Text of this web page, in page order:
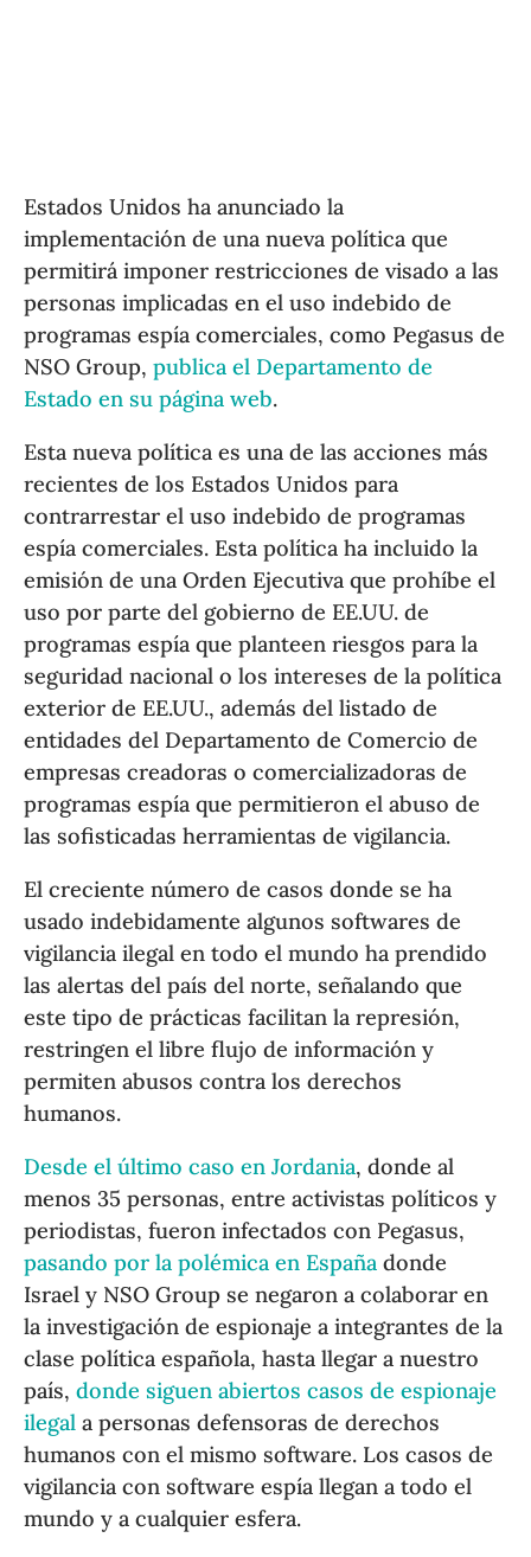
Estados Unidos ha anunciado la
implementación de una nueva política que
permitirá imponer restricciones de visado a las
personas implicadas en el uso indebido de
programas espía comerciales, como Pegasus de
NSO Group,publica el Departamento de
Estado en su página web.
Esta nueva política es una de las acciones más
recientes de los Estados Unidos para
contrarrestar el uso indebido de programas
espía comerciales. Esta política ha incluido la
emisión de una Orden Ejecutiva que prohíbe el
uso por parte del gobierno de EE.UU. de
programas espía que planteen riesgos para la
seguridad nacional o los intereses de la política
exterior de EE.UU., además del listado de
entidades del Departamento de Comercio de
empresas creadoras o comercializadoras de
programas espía que permitieron el abuso de
las sofisticadas herramientas de vigilancia.
El creciente número de casos donde se ha
usado indebidamente algunos softwares de
vigilancia ilegal en todo el mundo ha prendido
las alertas del país del norte, señalando que
este tipo de prácticas facilitan la represión,
restringen el libre flujo de información y
permiten abusos contra los derechos
humanos.
Desde el último caso en Jordania, donde al
menos 35 personas, entre activistas políticos y
periodistas, fueron infectados con Pegasus,
pasando por la polémica en España donde
Israel y NSO Group se negaron a colaborar en
la investigación de espionaje a integrantes de la
clase política española, hasta llegar a nuestro
país,donde siguen abiertos casos de espionaje
ilegal a personas defensoras de derechos
humanos con el mismo software. Los casos de
vigilancia con software espía llegan a todo el
mundo y a cualquier esfera.